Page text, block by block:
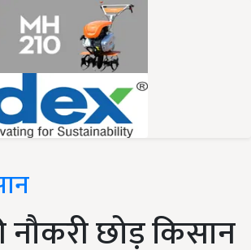
छोड़ किसान